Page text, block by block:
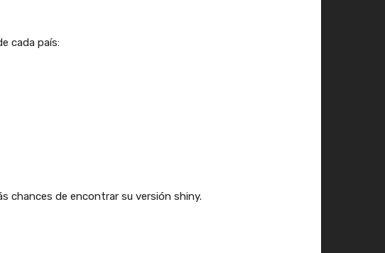
cada país:
chances de encontrar su versión shiny.